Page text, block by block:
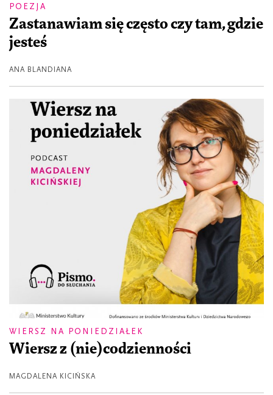
POEZJA
Zastanawiam się często czy tam, gdzie
jesteś
ANA BLANDIANA
WIERSZ NA PONIEDZIAŁEK
Wiersz z (nie)codzienności
MAGDALENA KICIŃSKA